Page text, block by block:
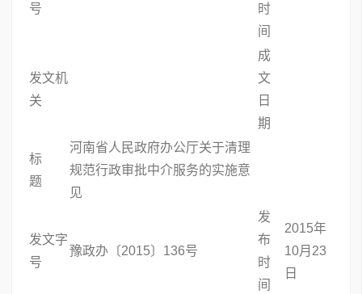
号
时
间
发文机
关
成
文
日
期
标
题
河南省人民政府办公厅关于清理
规范行政审批中介服务的实施意
见
发文字
号
豫政办〔2015〕136号
发
布
时
间
2015年
10月23
日